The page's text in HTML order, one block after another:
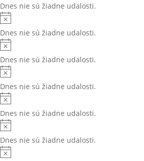
Dnes nie sú žiadne udalosti.
Dnes nie sú žiadne udalosti.
Dnes nie sú žiadne udalosti.
Dnes nie sú žiadne udalosti.
Dnes nie sú žiadne udalosti.
Dnes nie sú žiadne udalosti.